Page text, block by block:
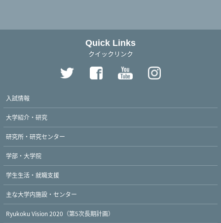
Quick Links
クイックリンク
入試情報
大学紹介・研究
研究所・研究センター
学部・大学院
学生生活・就職支援
主な大学内施設・センター
Ryukoku Vision 2020（第5次長期計画）